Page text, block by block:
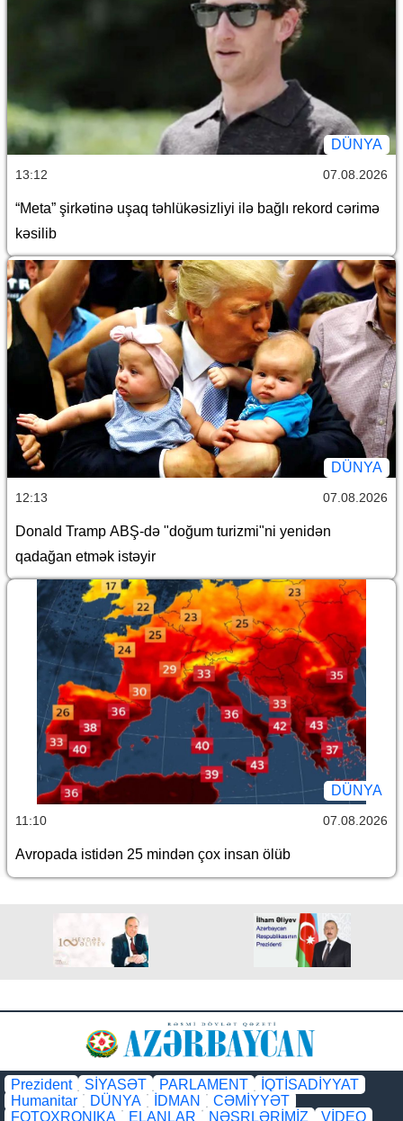
DÜNYA
13:12 07.08.2026
“Meta” şirkətinə uşaq təhlükəsizliyi ilə bağlı rekord cərimə
kəsilib
DÜNYA
12:13 07.08.2026
Donald Tramp ABŞ-də "doğum turizmi"ni yenidən
qadağan etmək istəyir
DÜNYA
11:10 07.08.2026
Avropada istidən 25 mindən çox insan ölüb
Prezident SİYASƏT PARLAMENT
İQTİSADİYYAT
Humanitar
DÜNYA İDMAN
CƏMİYYƏT
FOTOXRONIKA
ELANLAR NƏŞRLƏRİMİZ VİDEO